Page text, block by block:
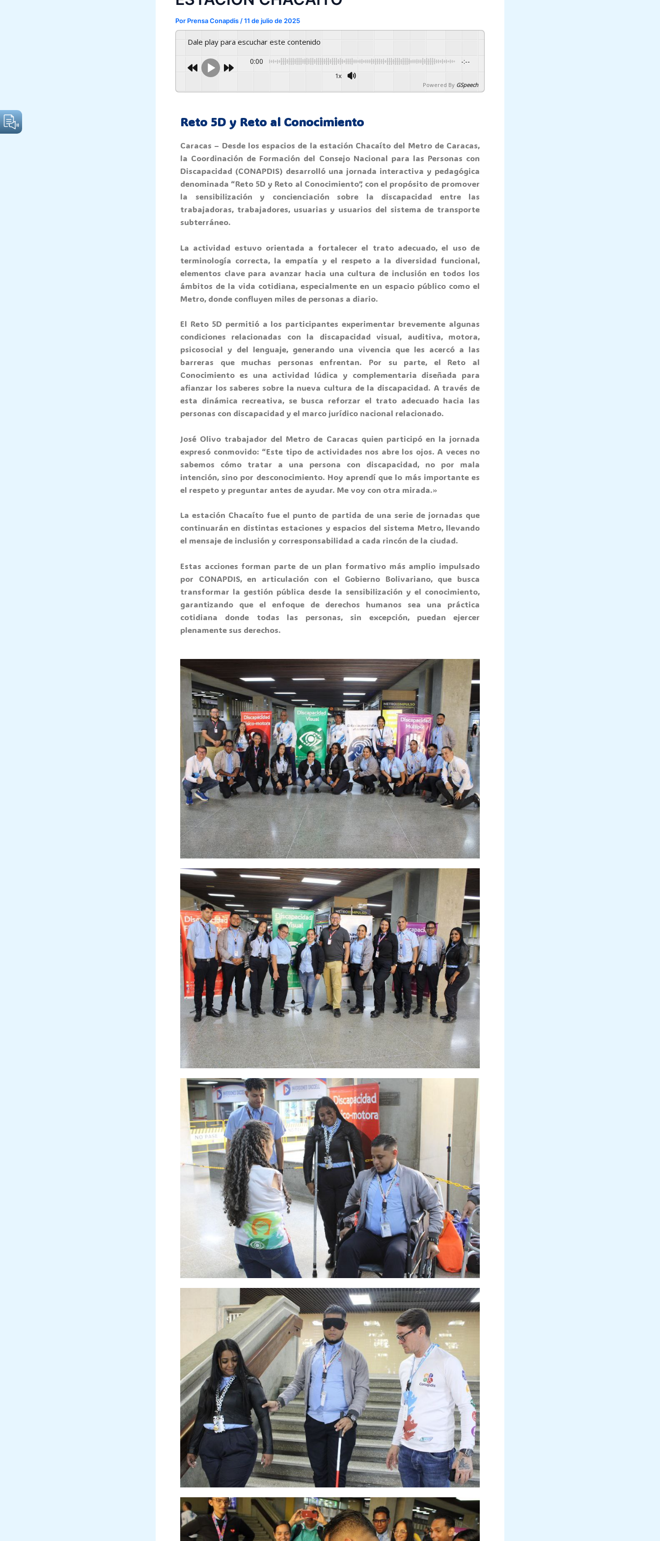
Por Prensa Conapdis /11 de julio de 2025
Dale play para escuchar este contenido
0:00 -:--
1x
Powered By GSpeech
Reto 5D y Reto al Conocimiento
Caracas – Desde los espacios de la estación Chacaíto del Metro de Caracas,
la Coordinación de Formación del Consejo Nacional para las Personas con
Discapacidad (CONAPDIS) desarrolló una jornada interactiva y pedagógica
denominada “Reto 5D y Reto al Conocimiento”, con el propósito de promover
la sensibilización y concienciación sobre la discapacidad entre las
trabajadoras, trabajadores, usuarias y usuarios del sistema de transporte
subterráneo.
La actividad estuvo orientada a fortalecer el trato adecuado, el uso de
terminología correcta, la empatía y el respeto a la diversidad funcional,
elementos clave para avanzar hacia una cultura de inclusión en todos los
ámbitos de la vida cotidiana, especialmente en un espacio público como el
Metro, donde confluyen miles de personas a diario.
El Reto 5D permitió a los participantes experimentar brevemente algunas
condiciones relacionadas con la discapacidad visual, auditiva, motora,
psicosocial y del lenguaje, generando una vivencia que les acercó a las
barreras que muchas personas enfrentan. Por su parte, el Reto al
Conocimiento es una actividad lúdica y complementaria diseñada para
afianzar los saberes sobre la nueva cultura de la discapacidad. A través de
esta dinámica recreativa, se busca reforzar el trato adecuado hacia las
personas con discapacidad y el marco jurídico nacional relacionado.
José Olivo trabajador del Metro de Caracas quien participó en la jornada
expresó conmovido: “Este tipo de actividades nos abre los ojos. A veces no
sabemos cómo tratar a una persona con discapacidad, no por mala
intención, sino por desconocimiento. Hoy aprendí que lo más importante es
el respeto y preguntar antes de ayudar. Me voy con otra mirada.»
La estación Chacaíto fue el punto de partida de una serie de jornadas que
continuarán en distintas estaciones y espacios del sistema Metro, llevando
el mensaje de inclusión y corresponsabilidad a cada rincón de la ciudad.
Estas acciones forman parte de un plan formativo más amplio impulsado
por CONAPDIS, en articulación con el Gobierno Bolivariano, que busca
transformar la gestión pública desde la sensibilización y el conocimiento,
garantizando que el enfoque de derechos humanos sea una práctica
cotidiana donde todas las personas, sin excepción, puedan ejercer
plenamente sus derechos.